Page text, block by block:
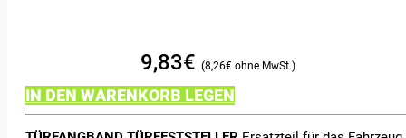
9,83€ 8,26€
IN DEN WARENKORB LEGEN